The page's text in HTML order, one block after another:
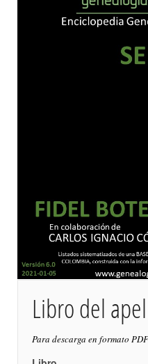
Libro del
Para descarga en formato PDF